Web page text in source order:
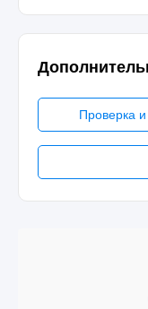
Проверка и